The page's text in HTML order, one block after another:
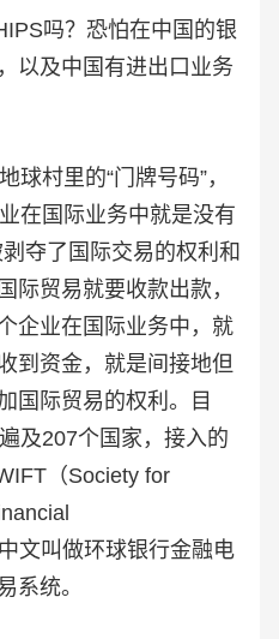
吗？恐怕在中国的银
以及中国有进出口业务
球村里的“门牌号码”，
在国际业务中就是没有
剥夺了国际交易的权利和
际贸易就要收款出款，
企业在国际业务中，就
到资金，就是间接地但
国际贸易的权利。目
及207个国家，接入的
（Society for
文叫做环球银行金融电
系统。